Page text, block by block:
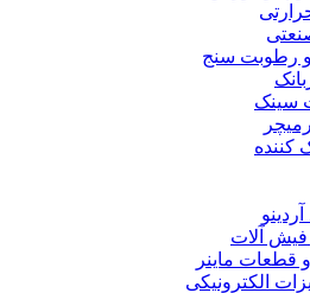
رطوبت سنج
سینک
کننده
آردینو
آلات
قطعات ماینر
الکترونیکی